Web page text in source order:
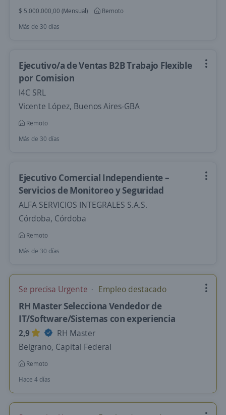
$ 5.000.000,00 (Mensual)
Remoto
Más de 30 días
Ejecutivo/a de Ventas B2B Trabajo Flexible
por Comision
I4C SRL
Vicente López, Buenos Aires-GBA
Remoto
Más de 30 días
Ejecutivo Comercial Independiente –
Servicios de Monitoreo y Seguridad
ALFA SERVICIOS INTEGRALES S.A.S.
Córdoba, Córdoba
Remoto
Más de 30 días
Se precisa Urgente Empleo destacado
RH Master Selecciona Vendedor de
IT/Software/Sistemas con experiencia
2,9
RH Master
Belgrano, Capital Federal
Remoto
Hace 4 días